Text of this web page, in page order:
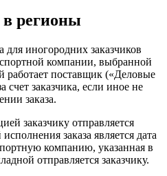
в регионы
для иногородних заказчиков
компании, выбранной
работает поставщик («Деловые
заказчика, если иное не
заказа.
заказчику отправляется
заказа является дата
компанию, указанная в
отправляется заказчику.